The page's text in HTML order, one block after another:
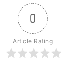
0
Article Rating